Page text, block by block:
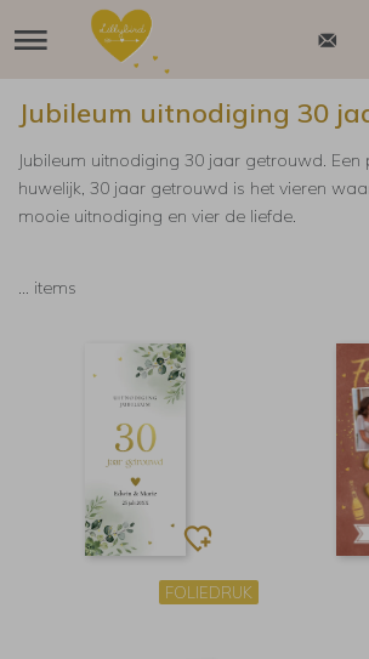
Jubileum uitnodiging 30
Jubileum uitnodiging 30 jaar getrouwd. Een
huwelijk, 30 jaar getrouwd is het vieren
mooie uitnodiging en vier de liefde.
items
FOLIEDRUK